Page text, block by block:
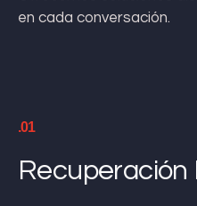
en cada conversación.
.01
Recuperación